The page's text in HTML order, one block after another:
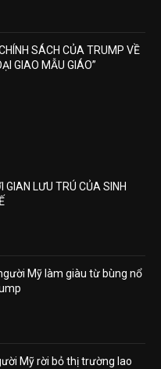
SÁCH CỦA TRUMP VỀ
GIAO MẪU GIÁO”
GIAN LƯU TRÚ CỦA SINH
Mỹ làm giàu từ bùng nổ
Mỹ rời bỏ thị trường lao